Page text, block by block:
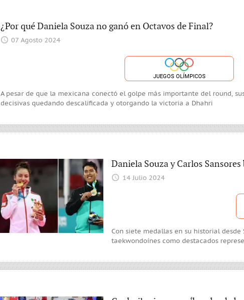
¿Por qué Daniela Souza no ganó en Octavos de Final?
07 Agosto 2024
JUEGOS OLÍMPICOS
A pesar de que la mexicana conectó el golpe más importante del round,
decisivas quedando descalificada y otorgando la victoria a Dhahri
Daniela Souza y Carlos
14 Julio 2024
Con siete medallas en su historial
taekwondoínes como destacados